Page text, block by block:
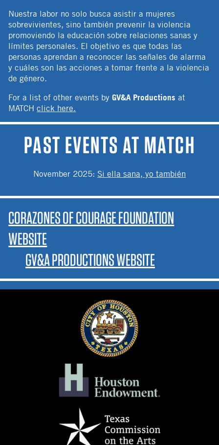
Nuestra labor no solo busca asistir a mujeres
sobrevivientes, sino también prevenir la violencia
promoviendo la educación sobre relaciones sanas y
límites personales. El objetivo es que todas las
personas aprendan a reconocer las señales de alarma
y cuáles son las acciones a tomar frente a la violencia
de género.
For a list of other events byGV&A Productionsat
MATCHclick here.
PAST EVENTS AT MATCH
November 2025: Si ella sana, yo también
CORAZONES OF COURAGE FOUNDATION
WEBSITE
GV&A PRODUCTIONS WEBSITE